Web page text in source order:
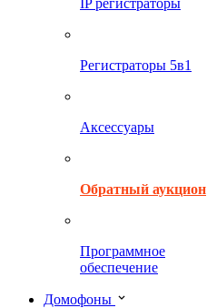
IP регистраторы
Регистраторы 5в1
Аксессуары
Обратный аукцион
Программное
обеспечение
Домофоны